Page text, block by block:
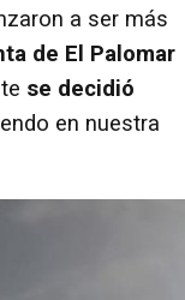
a ser más
de El Palomar
se decidió
en nuestra